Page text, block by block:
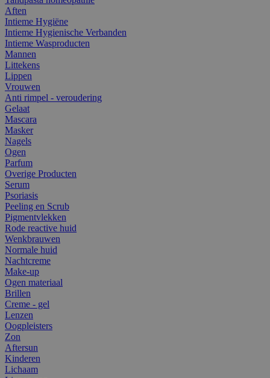
Aften
Intieme Hygiëne
Intieme Hygienische Verbanden
Intieme Wasproducten
Mannen
Littekens
Lippen
Vrouwen
Anti rimpel - veroudering
Gelaat
Mascara
Masker
Nagels
Ogen
Parfum
Overige Producten
Serum
Psoriasis
Peeling en Scrub
Pigmentvlekken
Rode reactive huid
Wenkbrauwen
Normale huid
Nachtcreme
Make-up
Ogen materiaal
Brillen
Creme - gel
Lenzen
Oogpleisters
Zon
Aftersun
Kinderen
Lichaam